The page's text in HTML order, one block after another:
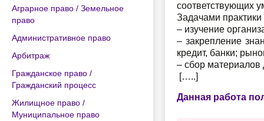
Аграрное право / Земельное
право
Административное право
Арбитраж
Гражданское право /
Гражданский процесс
Жилищное право /
Муниципальное право
соответствующих
Задачами
– изучение
– закрепление
кредит, банки;
– сбор материалов
[…..]
Данная работа